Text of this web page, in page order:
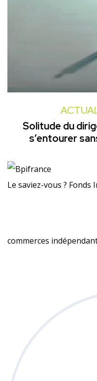
Solitude du
s’entourer
Le saviez-vous ? Fonds
commerces